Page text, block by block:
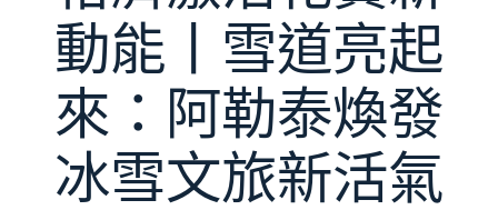
動能丨雪道亮起
來：阿勒泰煥發
冰雪文旅新活氣